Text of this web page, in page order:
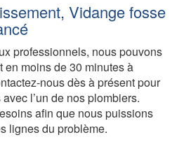
Vidange fosse
professionnels, nous pouvons
en moins de 30 minutes à
nous dès à présent pour
l’un de nos plombiers.
afin que nous puissions
lignes du problème.